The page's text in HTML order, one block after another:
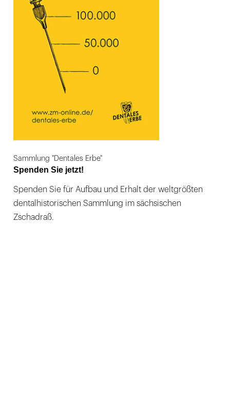
Sammlung "Dentales Erbe"
Spenden Sie jetzt!
Spenden Sie für Aufbau und Erhalt der weltgrößten
dentalhistorischen Sammlung im sächsischen
Zschadraß.